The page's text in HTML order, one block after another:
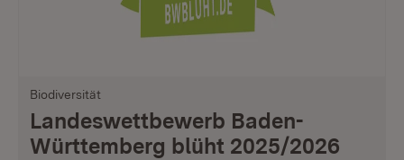
Biodiversität
Landeswettbewerb Baden-
Württemberg blüht 2025/2026